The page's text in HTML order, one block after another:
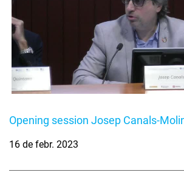
Opening session Josep Canals-
16 de febr. 2023